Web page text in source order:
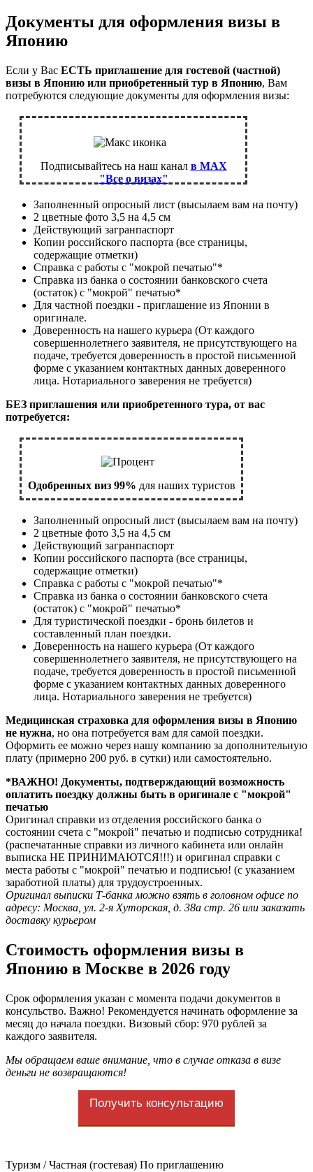
Документы для оформления визы в
Японию
Если у Вас ЕСТЬ приглашение для гостевой (частной)
визы в Японию или приобретенный тур в Японию, Вам
потребуются следующие документы для оформления визы:
Подписывайтесь на наш канал в MAX
"Все о визах"
Заполненный опросный лист (высылаем вам на почту)
2 цветные фото 3,5 на 4,5 см
Действующий загранпаспорт
Копии российского паспорта (все страницы,
содержащие отметки)
Справка с работы с "мокрой печатью"*
Справка из банка о состоянии банковского счета
(остаток) с "мокрой" печатью*
Для частной поездки - приглашение из Японии в
оригинале.
Доверенность на нашего курьера (От каждого
совершеннолетнего заявителя, не присутствующего на
подаче, требуется доверенность в простой письменной
форме с указанием контактных данных доверенного
лица. Нотариального заверения не требуется)
БЕЗ приглашения или приобретенного тура, от вас
потребуется:
Одобренных виз 99% для наших туристов
Заполненный опросный лист (высылаем вам на почту)
2 цветные фото 3,5 на 4,5 см
Действующий загранпаспорт
Копии российского паспорта (все страницы,
содержащие отметки)
Справка с работы с "мокрой печатью"*
Справка из банка о состоянии банковского счета
(остаток) с "мокрой" печатью*
Для туристической поездки - бронь билетов и
составленный план поездки.
Доверенность на нашего курьера (От каждого
совершеннолетнего заявителя, не присутствующего на
подаче, требуется доверенность в простой письменной
форме с указанием контактных данных доверенного
лица. Нотариального заверения не требуется)
Медицинская страховка для оформления визы в Японию
не нужна, но она потребуется вам для самой поездки.
Оформить ее можно через нашу компанию за дополнительную
плату (примерно 200 руб. в сутки) или самостоятельно.
*ВАЖНО! Документы, подтверждающий возможность
оплатить поездку должны быть в оригинале с "мокрой"
печатью
Оригинал справки из отделения российского банка о
состоянии счета с "мокрой" печатью и подписью сотрудника!
(распечатанные справки из личного кабинета или онлайн
выписка НЕ ПРИНИМАЮТСЯ!!!) и оригинал справки с
места работы с "мокрой" печатью и подписью! (с указанием
заработной платы) для трудоустроенных.
Оригинал выписки Т-банка можно взять в головном офисе по
адресу: Москва, ул. 2-я Хуторская, д. 38а стр. 26 или заказать
доставку курьером
Стоимость оформления визы в
Японию в Москве в 2026 году
Срок оформления указан с момента подачи документов в
консульство. Важно! Рекомендуется начинать оформление за
месяц до начала поездки. Визовый сбор: 970 рублей за
каждого заявителя.
Мы обращаем ваше внимание, что в случае отказа в визе
деньги не возвращаются!
Получить консультацию
Туризм / Частная (гостевая) По приглашению